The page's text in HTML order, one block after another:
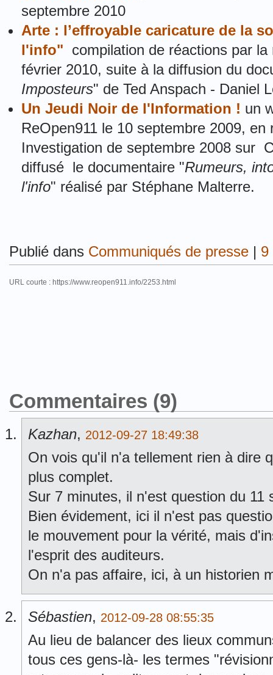
septembre 2010
Arte : l’effroyable caricature de la
l'info" compilation de réactions par
février 2010, suite à la diffusion du
Imposteurs" de Ted Anspach - Daniel
Un Jeudi Noir de l'Information ! un
ReOpen911 le 10 septembre 2009,
Investigation de septembre 2008 sur
diffusé le documentaire "Rumeurs,
l'info" réalisé par Stéphane Malterre.
Publié dans Communiqués de presse | 9
URL courte : https://www.reopen911.info/2253.html
Commentaires (9)
Kazhan, 2012-09-27 18:49:38
On vois qu'il n'a tellement rien à dire
plus complet.
Sur 7 minutes, il n'est question du 11
Bien évidement, ici il n'est pas
le mouvement pour la vérité, mais
l'esprit des auditeurs.
On n'a pas affaire, ici, à un historien
Sébastien, 2012-09-28 08:55:35
Au lieu de balancer des lieux
tous ces gens-là- les termes